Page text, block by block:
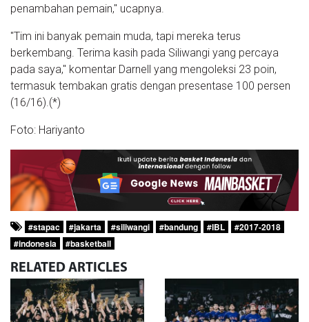
penambahan pemain," ucapnya.
"Tim ini banyak pemain muda, tapi mereka terus
berkembang. Terima kasih pada Siliwangi yang percaya
pada saya," komentar Darnell yang mengoleksi 23 poin,
termasuk tembakan gratis dengan presentase 100 persen
(16/16).(*)
Foto: Hariyanto
#stapac #jakarta #siliwangi #bandung #IBL
#2017-2018
#indonesia
#basketball
RELATED ARTICLES